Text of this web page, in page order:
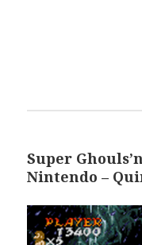
Super
Nintendo –